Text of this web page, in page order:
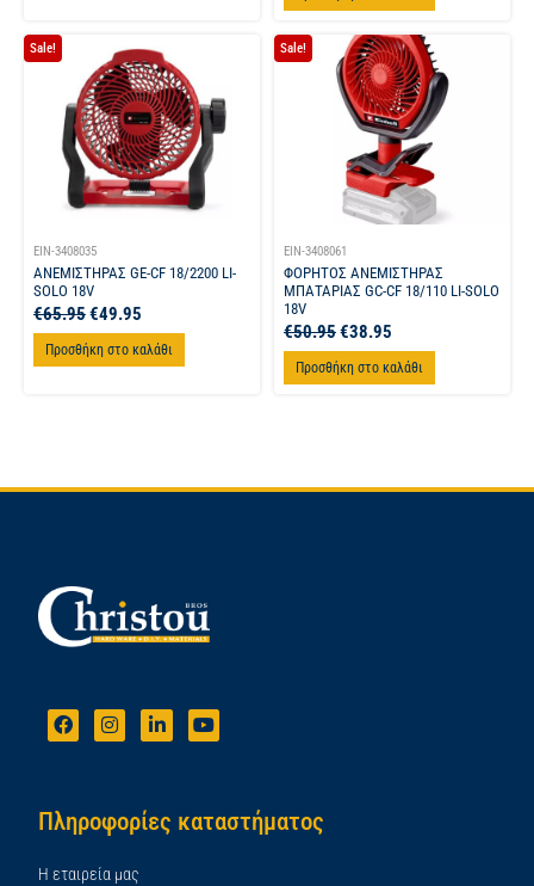
Sale!
EIN-3408035
ΑΝΕΜΙΣΤΗΡΑΣ GE-CF 18/2200 LI-
SOLO 18V
€65.95€49.95
Προσθήκη στο καλάθι
Sale!
EIN-3408061
ΦΟΡΗΤΟΣ ΑΝΕΜΙΣΤΗΡΑΣ
ΜΠΑΤΑΡΙΑΣ GC-CF 18/110 LI-SOLO
18V
€50.95€38.95
Προσθήκη στο καλάθι
Πληροφορίες καταστήματος
Η εταιρεία μας